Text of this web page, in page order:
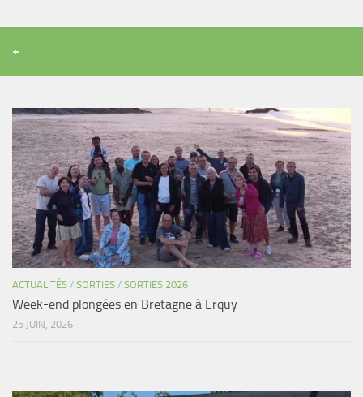
+
ACTUALITÉS / SORTIES / SORTIES 2026
Week-end plongées en Bretagne à Erquy
25 JUIN, 2026